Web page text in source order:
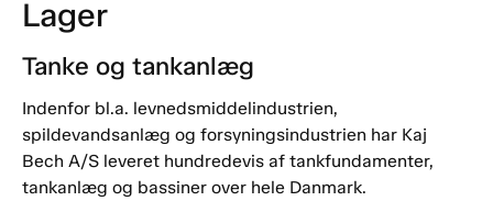
Lager
Tanke og tankanlæg
Indenfor bl.a. levnedsmiddelindustrien,
spildevandsanlæg og forsyningsindustrien har Kaj
Bech A/S leveret hundredevis af tankfundamenter,
tankanlæg og bassiner over hele Danmark.